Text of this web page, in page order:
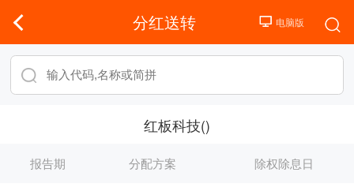
分红送转
红板科技()
报告期 分配方案 除权除息日